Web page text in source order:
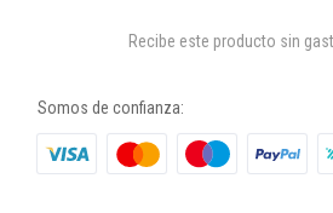
Recibe este producto sin
Somos de confianza: